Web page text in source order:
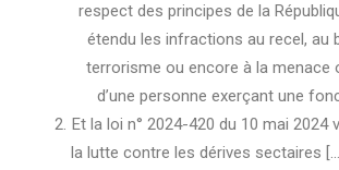
respect des principes de la
étendu les infractions au recel, au
terrorisme ou encore à la menace
d’une personne exerçant une
Et la loi n° 2024-420 du 10 mai
la lutte contre les dérives sectaires